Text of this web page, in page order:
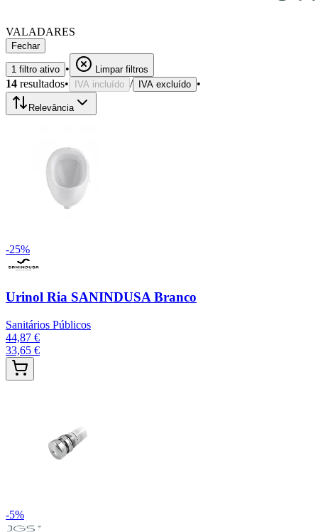
VALADARES
Fechar
1 filtro ativo • Limpar filtros
14 resultados• IVA incluído / IVA excluído •
Relevância
-25%
Urinol Ria SANINDUSA Branco
Sanitários Públicos
44,87 €
33,65 €
-5%